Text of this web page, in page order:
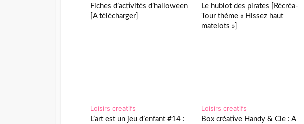
Fiches d’activités d’halloween
[A télécharger]
Le hublot des pirates [Récréa-
Tour thème « Hissez haut
matelots »]
Loisirs creatifs
L’art est un jeu d’enfant #14 :
Loisirs creatifs
Box créative Handy & Cie : A